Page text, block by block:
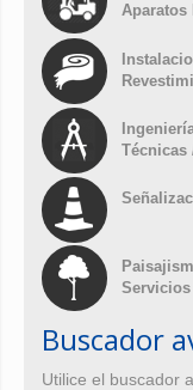
Aparatos
Técnicas
Buscador
Utilice el buscador